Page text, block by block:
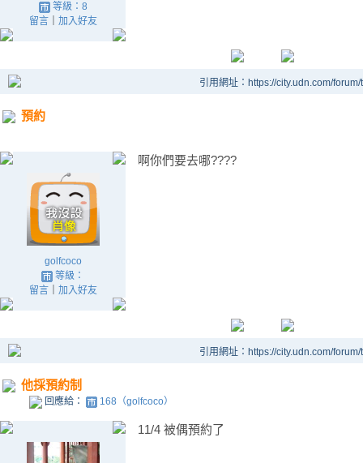
等級：8
留言｜ 加入好友
引用網址：https://city.udn.com/
預約
golfcoco
等級：
留言｜ 加入好友
啊你們要去哪????
引用網址：https://city.udn.com/
他採預約制
回應給： 168（golfcoco）
11/4 被偶預約了